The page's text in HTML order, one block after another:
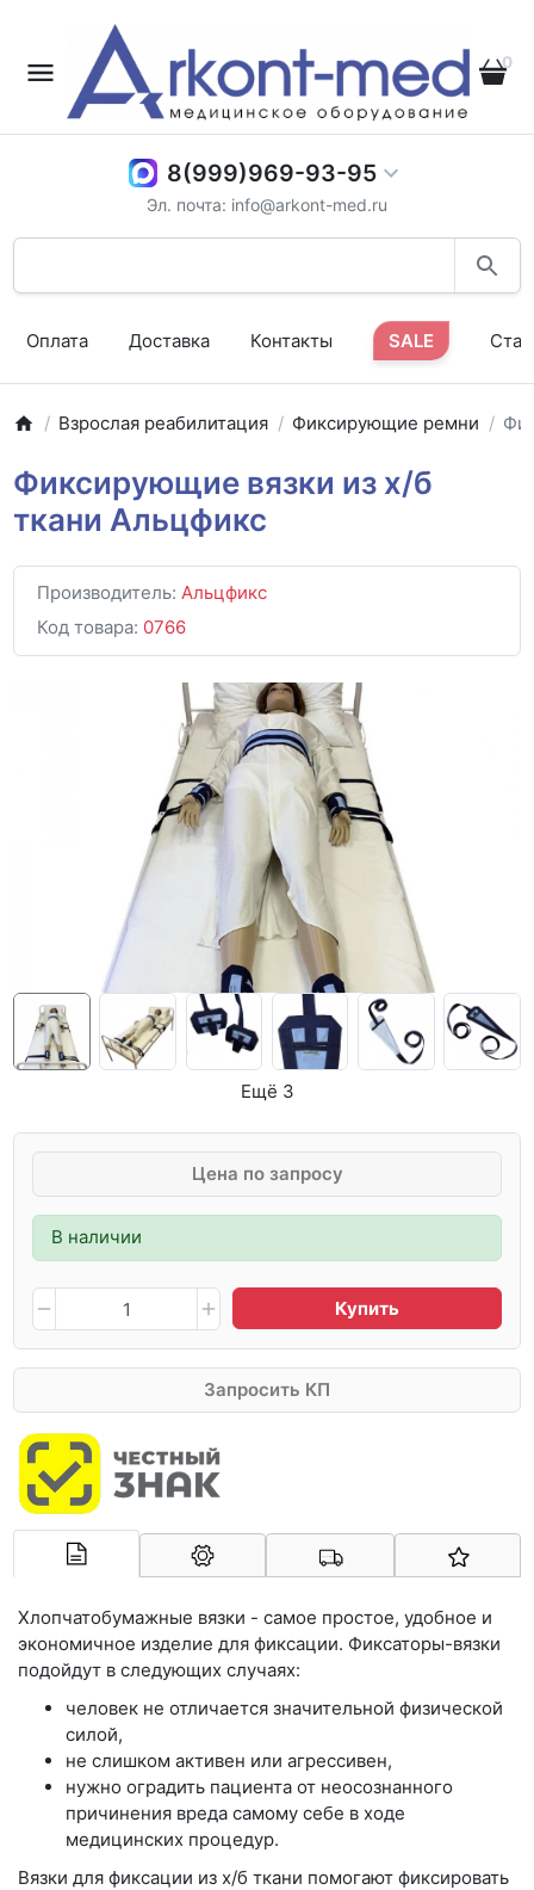
0
8(999)969-93-95
Эл. почта: info@arkont-med.ru
Оплата Доставка Контакты SALE
Взрослая реабилитация Фиксирующие ремни
Фиксирующие вязки из х/б
ткани Альцфикс
Производитель: Альцфикс
Код товара: 0766
Ещё 3
Цена по запросу
В наличии
Купить
Запросить КП
Хлопчатобумажные вязки - самое простое, удобное и
экономичное изделие для фиксации. Фиксаторы-вязки
подойдут в следующих случаях:
человек не отличается значительной физической
силой,
не слишком активен или агрессивен,
нужно оградить пациента от неосознанного
причинения вреда самому себе в ходе
медицинских процедур.
Вязки для фиксации из х/б ткани помогают фиксировать